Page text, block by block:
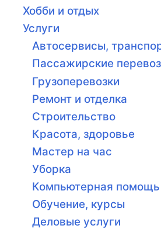
Хобби и отдых
Услуги
Автосервисы,
Пассажирские
Грузоперевозки
Ремонт и отделка
Строительство
Красота, здоровье
Мастер на час
Уборка
Компьютерная помощь
Обучение, курсы
Деловые услуги